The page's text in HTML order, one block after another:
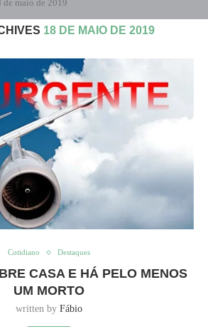
de maio de 2019
18 DE MAIO DE 2019
Cotidiano Destaques
CASA E HÁ PELO MENOS
UM MORTO
written by Fábio